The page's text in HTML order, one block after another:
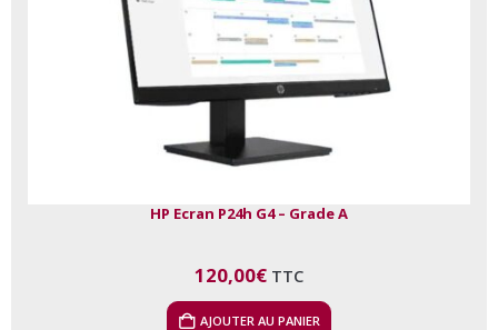
HP Ecran P24h G4 – Grade A
120,00€ TTC
AJOUTER AU PANIER